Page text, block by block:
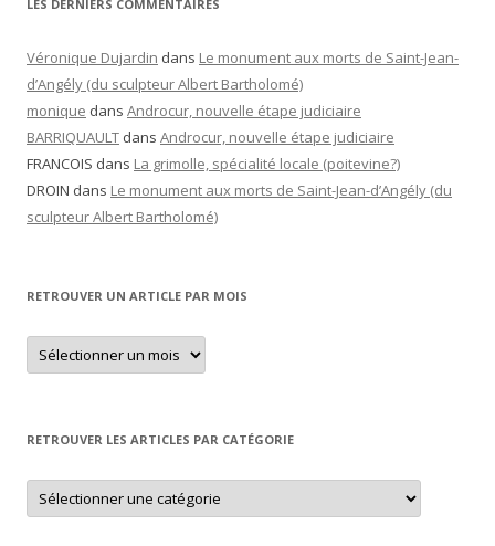
LES DERNIERS COMMENTAIRES
Véronique Dujardin dans Le monument aux morts de Saint-Jean-
d’Angély (du sculpteur Albert Bartholomé)
monique dans Androcur, nouvelle étape judiciaire
BARRIQUAULT dans Androcur, nouvelle étape judiciaire
FRANCOIS dans La grimolle, spécialité locale (poitevine?)
DROIN dans Le monument aux morts de Saint-Jean-d’Angély (du
sculpteur Albert Bartholomé)
RETROUVER UN ARTICLE PAR MOIS
Retrouver
un
article
RETROUVER LES ARTICLES PAR CATÉGORIE
Retrouver
les
articles